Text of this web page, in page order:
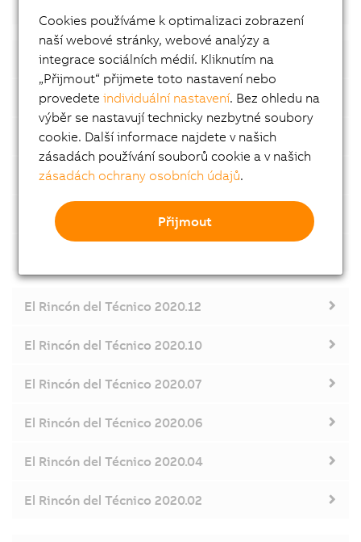
El Rincón del Técnico 2021.12
El Rincón del Técnico 2021.10
El Rincón del Técnico 2021.07
El Rincón del Técnico 2021.06
El Rincón del Técnico 2021.04
El Rincón del Técnico 2020.12
El Rincón del Técnico 2020.10
El Rincón del Técnico 2020.07
El Rincón del Técnico 2020.06
El Rincón del Técnico 2020.04
El Rincón del Técnico 2020.02
Cookies používáme k optimalizaci zobrazení
naší webové stránky, webové analýzy a
integrace sociálních médií. Kliknutím na
„Přijmout“ přijmete toto nastavení nebo
provedeteindividuální nastavení. Bez ohledu na
výběr se nastavují technicky nezbytné soubory
cookie. Další informace najdete v našich
zásadách používání souborů cookie a v našich
zásadách ochrany osobních údajů.
Přijmout